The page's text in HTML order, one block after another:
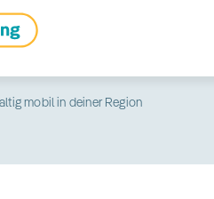
mobil in deiner Region